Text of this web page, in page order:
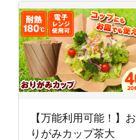
【万能利用可能！】お
りがみカップ茶大